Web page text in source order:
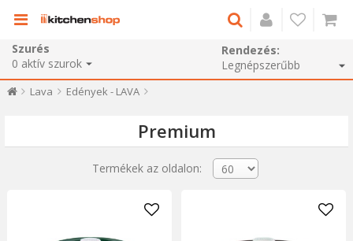
Szurés
0 aktív szurok
Rendezés:
Lava Edények - LAVA
Premium
Termékek az oldalon: